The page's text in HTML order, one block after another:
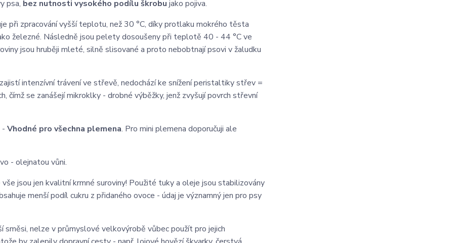
psa, bez nutnosti vysokého podílu škrobu jako pojiva.
při zpracování vyšší teplotu, než 30 °C, díky protlaku mokrého těsta
železné. Následně jsou pelety dosoušeny při teplotě 40 - 44 °C ve
jsou hruběji mleté, silně slisované a proto nebobtnají psovi v žaludku
intenzívní trávení ve střevě, nedochází ke snížení peristaltiky střev =
čímž se zanášejí mikroklky - drobné výběžky, jenž zvyšují povrch střevní
- Vhodné pro všechna plemena. Pro mini plemena doporučuji ale
- olejnatou vůni.
vše jsou jen kvalitní krmné suroviny! Použité tuky a oleje jsou stabilizovány
menší podíl cukru z přidaného ovoce - údaj je významný jen pro psy
směsi, nelze v průmyslové velkovýrobě vůbec použít pro jejich